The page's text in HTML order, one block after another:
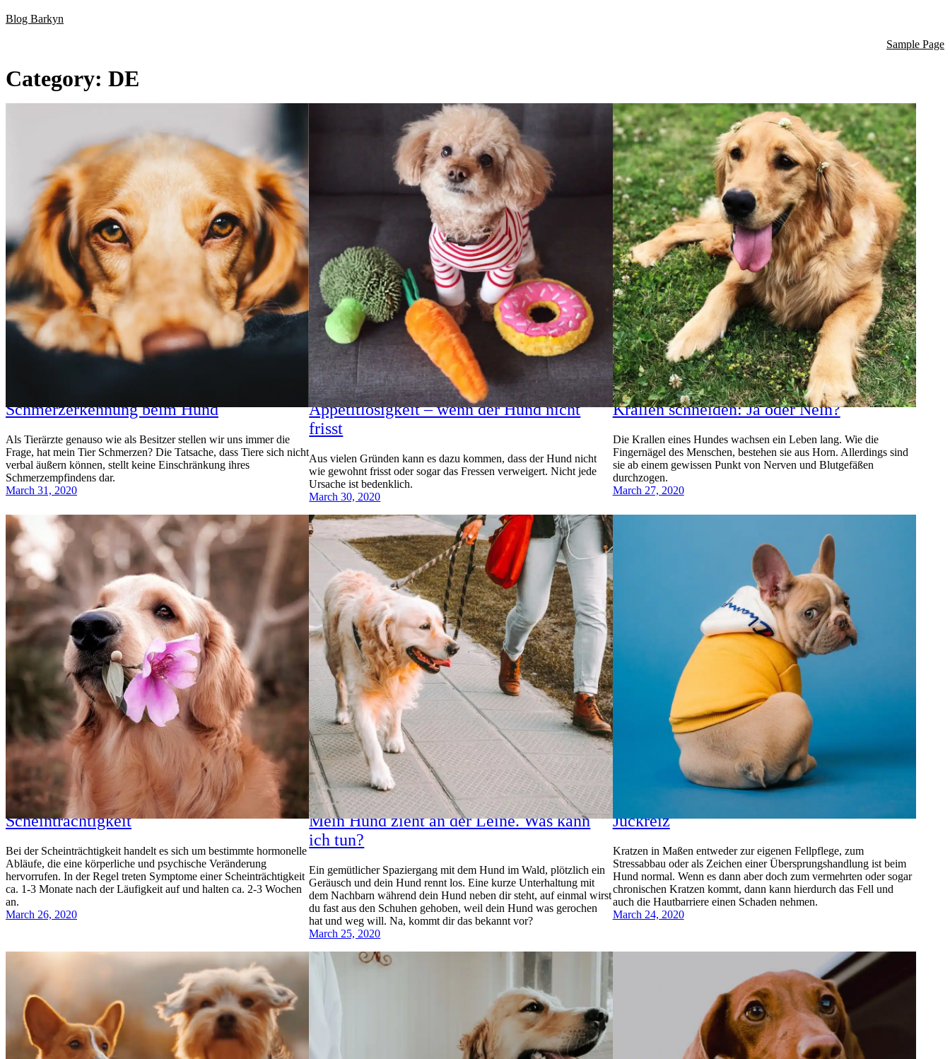
Skip
Blog Barkyn
Sample Page
Category: DE
Schmerzerkennung beim Hund
Als Tierärzte genauso wie als Besitzer stellen wir uns immer die
Frage, hat mein Tier Schmerzen? Die Tatsache, dass Tiere sich nicht
verbal äußern können, stellt keine Einschränkung ihres
Schmerzempfindens dar.
March 31, 2020
Appetitlosigkeit – wenn der Hund nicht
frisst
Aus vielen Gründen kann es dazu kommen, dass der Hund nicht
wie gewohnt frisst oder sogar das Fressen verweigert. Nicht jede
Ursache ist bedenklich.
March 30, 2020
Krallen schneiden: Ja oder Nein?
Die Krallen eines Hundes wachsen ein Leben lang. Wie die
Fingernägel des Menschen, bestehen sie aus Horn. Allerdings sind
sie ab einem gewissen Punkt von Nerven und Blutgefäßen
durchzogen.
March 27, 2020
Scheinträchtigkeit
Bei der Scheinträchtigkeit handelt es sich um bestimmte hormonelle
Abläufe, die eine körperliche und psychische Veränderung
hervorrufen. In der Regel treten Symptome einer Scheinträchtigkeit
ca. 1-3 Monate nach der Läufigkeit auf und halten ca. 2-3 Wochen
an.
March 26, 2020
Mein Hund zieht an der Leine. Was kann
ich tun?
Ein gemütlicher Spaziergang mit dem Hund im Wald, plötzlich ein
Geräusch und dein Hund rennt los. Eine kurze Unterhaltung mit
dem Nachbarn während dein Hund neben dir steht, auf einmal wirst
du fast aus den Schuhen gehoben, weil dein Hund was gerochen
hat und weg will. Na, kommt dir das bekannt vor?
March 25, 2020
Juckreiz
Kratzen in Maßen entweder zur eigenen Fellpflege, zum
Stressabbau oder als Zeichen einer Übersprungshandlung ist beim
Hund normal. Wenn es dann aber doch zum vermehrten oder sogar
chronischen Kratzen kommt, dann kann hierdurch das Fell und
auch die Hautbarriere einen Schaden nehmen.
March 24, 2020